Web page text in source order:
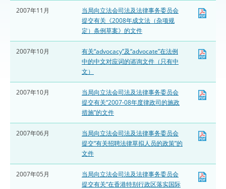
2007年11月
当局向立法会司法及法律事务委员会
提交有关《2008年成文法（杂项规
定）条例草案》的文件
2007年10月
有关“advocacy”及“advocate”在法例
中的中文对应词的谘询文件（只有中
文）
2007年10月
当局向立法会司法及法律事务委员会
提交有关“2007-08年度律政司的施政
措施”的文件
2007年06月
当局向立法会司法及法律事务委员会
提交“有关招聘法律草拟人员的政策”的
文件
2007年05月
当局向立法会司法及法律事务委员会
提交有关“在香港特别行政区落实国际